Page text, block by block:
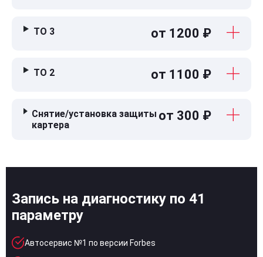
ТО 3 от 1200 ₽
ТО 2 от 1100 ₽
Снятие/установка защиты
картера
от 300 ₽
Запись на диагностику по 41
параметру
Автосервис №1 по версии Forbes